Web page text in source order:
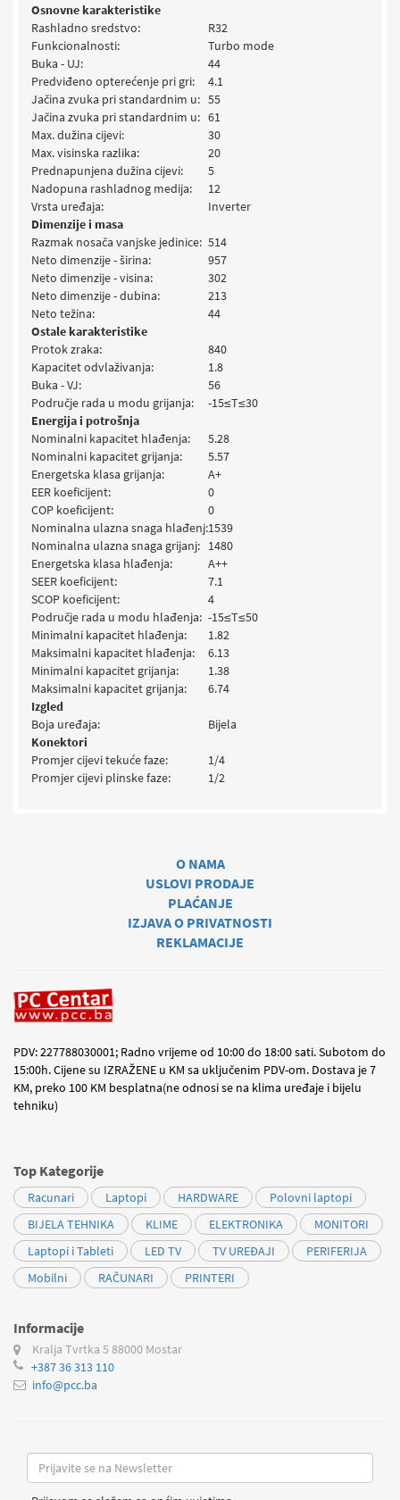
Osnovne karakteristike
Rashladno sredstvo:
R32
Funkcionalnosti:
Turbo mode
Buka - UJ:
44
Predviđeno opterećenje pri gri:
4.1
Jačina zvuka pri standardnim u: 55
Jačina zvuka pri standardnim u: 61
Max. dužina cijevi:
30
Max. visinska razlika:
20
Prednapunjena dužina cijevi:
5
Nadopuna rashladnog medija:
12
Vrsta uređaja:
Inverter
Dimenzije i masa
Razmak nosača vanjske jedinice: 514
Neto dimenzije - širina:
957
Neto dimenzije - visina:
302
Neto dimenzije - dubina:
213
Neto težina:
44
Ostale karakteristike
Protok zraka:
840
Kapacitet odvlaživanja:
1.8
Buka - VJ:
56
Područje rada u modu grijanja:
-15≤T≤30
Energija i potrošnja
Nominalni kapacitet hlađenja:
5.28
Nominalni kapacitet grijanja:
5.57
Energetska klasa grijanja:
A+
EER koeficijent:
0
COP koeficijent:
0
Nominalna ulazna snaga hlađenj:1539
Nominalna ulazna snaga grijanj: 1480
Energetska klasa hlađenja:
A++
SEER koeficijent:
7.1
SCOP koeficijent:
4
Područje rada u modu hlađenja: -15≤T≤50
Minimalni kapacitet hlađenja:
1.82
Maksimalni kapacitet hlađenja:
6.13
Minimalni kapacitet grijanja:
1.38
Maksimalni kapacitet grijanja:
6.74
Izgled
Boja uređaja:
Bijela
Konektori
Promjer cijevi tekuće faze:
1/4
Promjer cijevi plinske faze:
1/2
O NAMA
USLOVI PRODAJE
PLAĆANJE
IZJAVA O PRIVATNOSTI
REKLAMACIJE
PDV: 227788030001; Radno vrijeme od 10:00 do 18:00 sati. Subotom do
15:00h. Cijene su IZRAŽENE u KM sa uključenim PDV-om. Dostava je 7
KM, preko 100 KM besplatna(ne odnosi se na klima uređaje i bijelu
tehniku)
Top Kategorije
Racunari Laptopi HARDWARE
Polovni laptopi
BIJELA TEHNIKA
KLIME ELEKTRONIKA
MONITORI
Laptopi i Tableti
LED TV TV UREĐAJI
PERIFERIJA
Mobilni
RAČUNARI PRINTERI
Informacije
Kralja Tvrtka 5 88000 Mostar
+387 36 313 110
info@pcc.ba